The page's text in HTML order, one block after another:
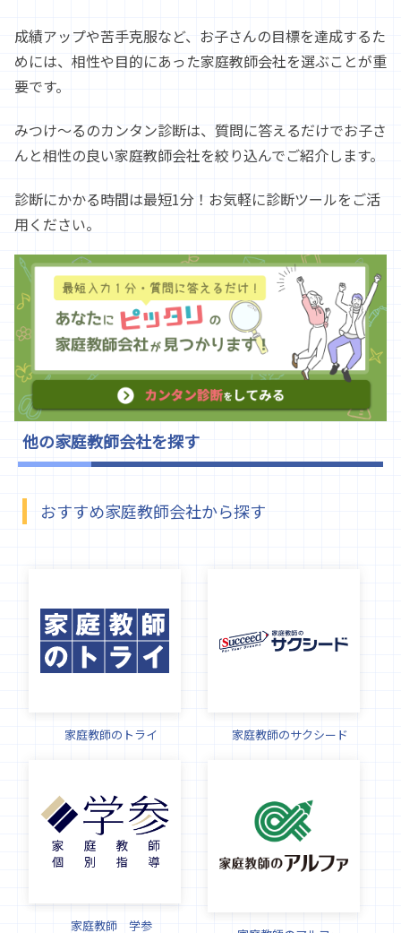
成績アップや苦手克服など、お子さんの目標を達成するた
めには、相性や目的にあった家庭教師会社を選ぶことが重
要です。
みつけ～るのカンタン診断は、質問に答えるだけでお子さ
んと相性の良い家庭教師会社を絞り込んでご紹介します。
診断にかかる時間は最短1分！お気軽に診断ツールをご活
用ください。
他の家庭教師会社を探す
おすすめ家庭教師会社から探す
家庭教師のトライ 家庭教師のサクシード
家庭教師 学参